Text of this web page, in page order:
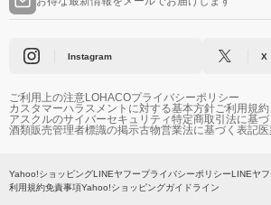
Instagram X
ご利用上の注意LOHACOプライバシーポリシー
カスタマーハラスメントに対する基本方針ご利用規約
アスクルのサイバーセキュリティ特定商取引法に基
酒類販売管理者標識の掲示古物営業法に基づく表記
Yahoo!ショッピングLINEヤフープライバシーポリシーLINEヤ
利用規約免責事項Yahoo!ショッピングガイドライン